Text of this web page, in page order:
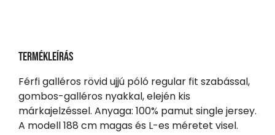
Termékleírás
Férfi galléros rövid ujjú póló regular fit szabással,
gombos-galléros nyakkal, elején kis
márkajelzéssel. Anyaga: 100% pamut single jersey.
A modell 188 cm magas és L-es méretet visel.